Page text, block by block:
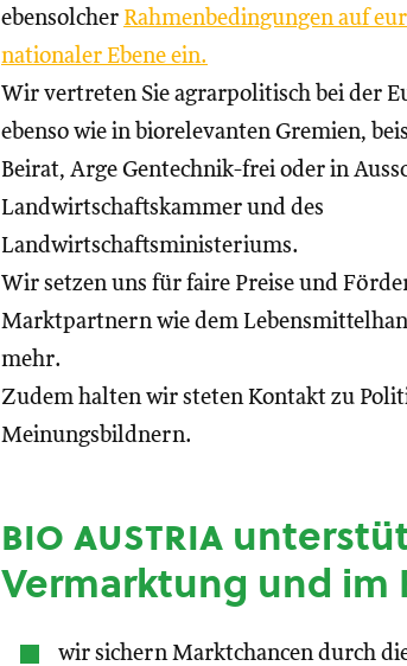
ebensolcher Rahmenbedingungen auf
nationaler Ebene ein.
Wir vertreten Sie agrarpolitisch bei der
ebenso wie in biorelevanten Gremien,
Beirat, Arge Gentechnik-frei oder in
Landwirtschaftskammer und des
Landwirtschaftsministeriums.
Wir setzen uns für faire Preise und
Marktpartnern wie dem
mehr.
Zudem halten wir steten Kontakt zu
Meinungsbildnern.
bio austria
Vermarktung und
wir sichern Marktchancen durch